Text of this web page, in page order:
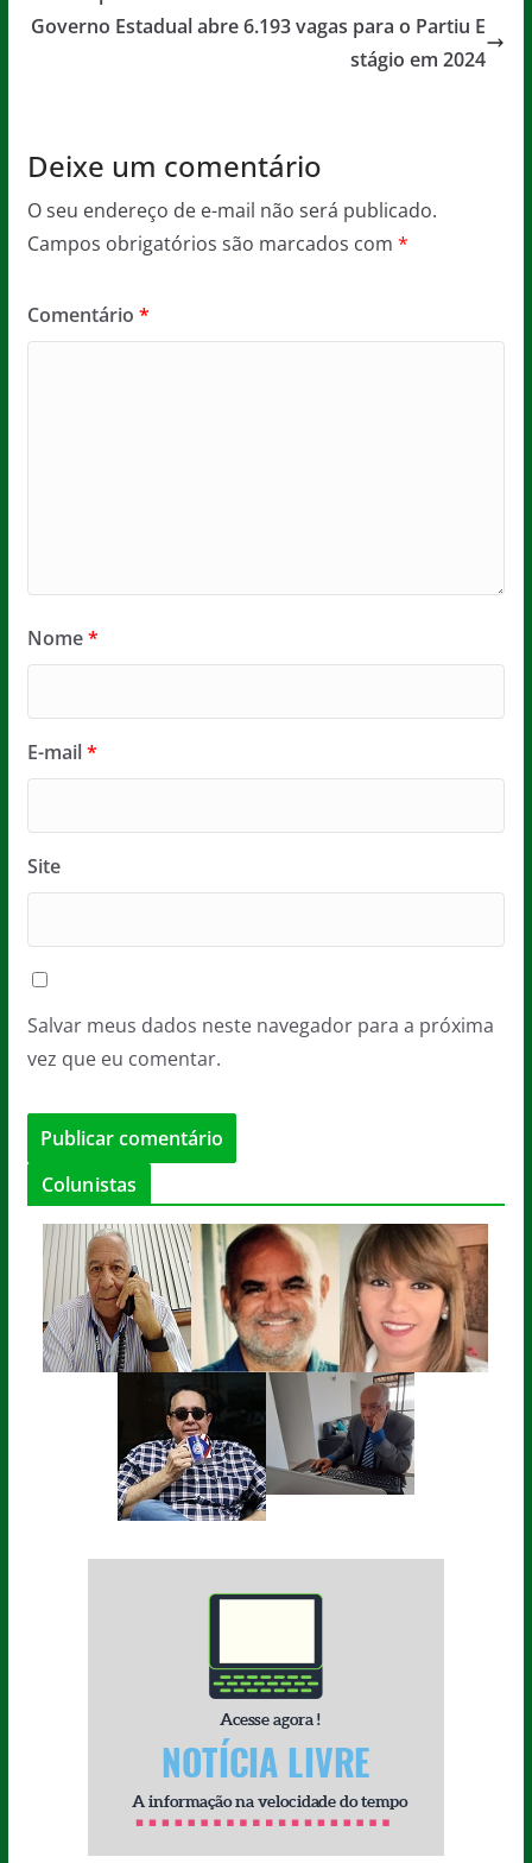
o p e
Governo Estadual abre 6.193 vagas para o Partiu E
stágio em 2024
Deixe um comentário
O seu endereço de e-mail não será publicado.
Campos obrigatórios são marcados com *
Comentário *
Nome*
E-mail*
Site
Salvar meus dados neste navegador para a próxima
vez que eu comentar.
Colunistas